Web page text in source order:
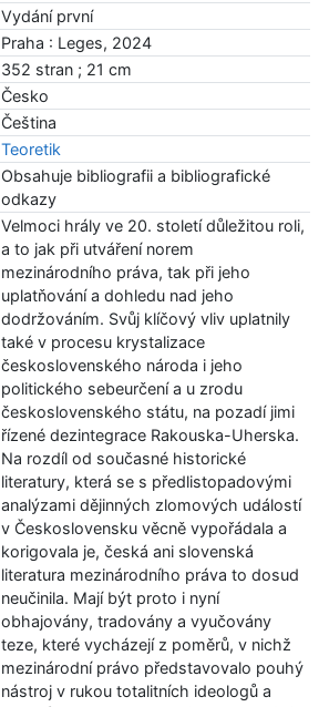
Vydání první
Praha : Leges, 2024
352 stran ; 21 cm
Česko
Čeština
Teoretik
Obsahuje bibliografii a bibliografické
odkazy
Velmoci hrály ve 20. století důležitou roli,
a to jak při utváření norem
mezinárodního práva, tak při jeho
uplatňování a dohledu nad jeho
dodržováním. Svůj klíčový vliv uplatnily
také v procesu krystalizace
československého národa i jeho
politického sebeurčení a u zrodu
československého státu, na pozadí jimi
řízené dezintegrace Rakouska-Uherska.
Na rozdíl od současné historické
literatury, která se s předlistopadovými
analýzami dějinných zlomových událostí
v Československu věcně vypořádala a
korigovala je, česká ani slovenská
literatura mezinárodního práva to dosud
neučinila. Mají být proto i nyní
obhajovány, tradovány a vyučovány
teze, které vycházejí z poměrů, v nichž
mezinárodní právo představovalo pouhý
nástroj v rukou totalitních ideologů a